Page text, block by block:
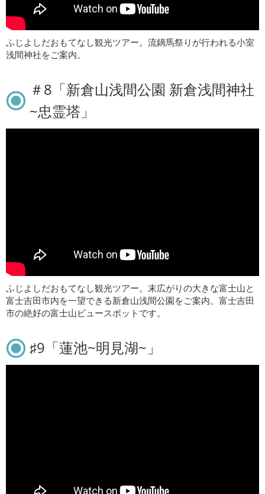
ふじよしだおもてなし観光ツアー。流鏑馬祭りが行われる小室
浅間神社をご案内。
＃8「新倉山浅間公園 新倉浅間神社
~忠霊塔」
ふじよしだおもてなし観光ツアー。末広がりの大きな富士山と
富士吉田市内を一望できる新倉山浅間公園をご案内。富士吉田
市の絶好の富士山ビュースポットです。
♯9「蓮池~明見湖~」